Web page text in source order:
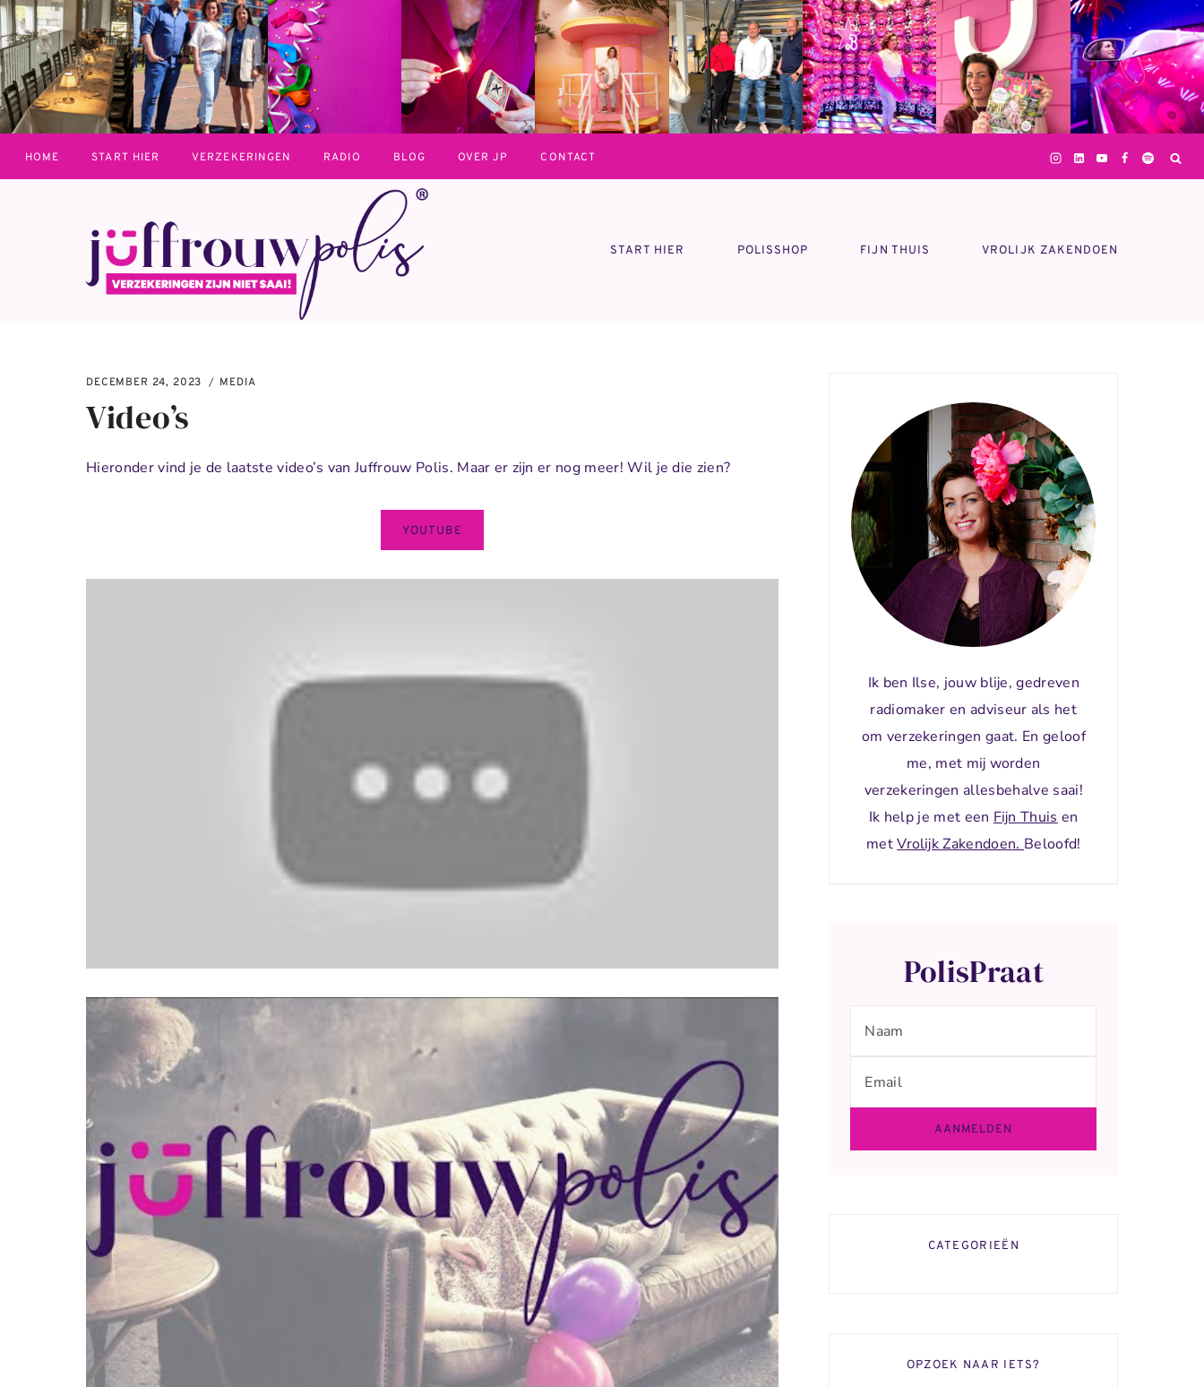
Doorgaan
naar
inhoud
HOME START HIER VERZEKERINGEN RADIO BLOG OVER JP CONTACT
START HIER POLISSHOP FIJN THUIS VROLIJK ZAKENDOEN
DECEMBER 24, 2023 MEDIA
Video’s
Hieronder vind je de laatste video’s van Juffrouw Polis. Maar er zijn er nog meer! Wil je die zien?
YOUTUBE
Ik ben Ilse, jouw blije, gedreven
radiomaker en adviseur als het
om verzekeringen gaat. En geloof
me, met mij worden
verzekeringen allesbehalve saai!
Ik help je met een Fijn Thuis en
metVrolijk Zakendoen. Beloofd!
PolisPraat
CATEGORIEËN
OPZOEK NAAR IETS?